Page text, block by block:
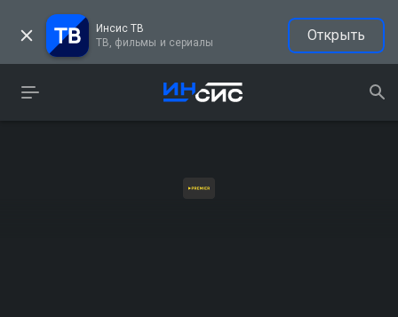
Инсис ТВ
ТВ, фильмы и сериалы
Открыть